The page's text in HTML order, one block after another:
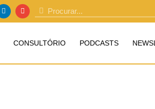
CONSULTÓRIO PODCASTS